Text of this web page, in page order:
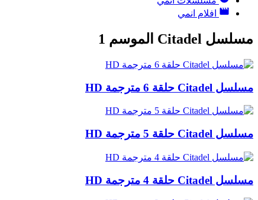
افلام انمي
مسلسل Citadel الموسم 1
مسلسل Citadel حلقة 6 مترجمة HD
مسلسل Citadel حلقة 5 مترجمة HD
مسلسل Citadel حلقة 4 مترجمة HD